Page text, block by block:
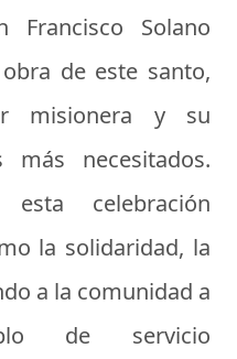
Francisco Solano
de este santo,
misionera y su
necesitados.
celebración
la solidaridad, la
a la comunidad a
de servicio